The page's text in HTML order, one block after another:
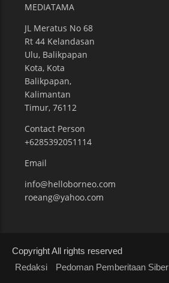
MEDIATAMA
JL Meratus No 68
Rt 44 Kelandasan
Ulu, Balikpapan
Kota, Kota
Balikpapan,
Kalimantan
Timur, 76112
Contact Person
+6285392051114
Email
info@helloborneo.com
roeang@yahoo.com
Copyright All rights reserved
Redaksi
Pedoman Pemberitaan Siber